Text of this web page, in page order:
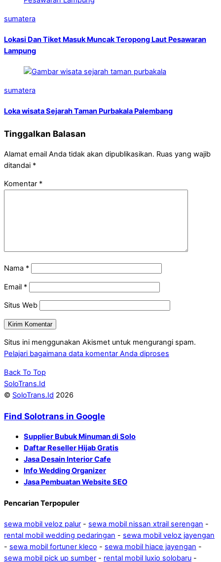
sumatera
Lokasi Dan Tiket Masuk Muncak Teropong Laut Pesawaran
Lampung
sumatera
Loka wisata Sejarah Taman Purbakala Palembang
Tinggalkan Balasan
Alamat email Anda tidak akan dipublikasikan. Ruas yang wajib
ditandai *
Komentar *
Nama *
Email *
Situs Web
Situs ini menggunakan Akismet untuk mengurangi spam.
Pelajari bagaimana data komentar Anda diproses
Back To Top
SoloTrans.Id
© SoloTrans.Id 2026
Find Solotrans in Google
Supplier Bubuk Minuman di Solo
Daftar Reseller Hijab Gratis
Jasa Desain Interior Cafe
Info Wedding Organizer
Jasa Pembuatan Website SEO
Pencarian Terpopuler
sewa mobil veloz palur - sewa mobil nissan xtrail serengan -
rental mobil wedding pedaringan - sewa mobil veloz jayengan
- sewa mobil fortuner kleco - sewa mobil hiace jayengan -
sewa mobil pick up sumber - rental mobil luxio solobaru -